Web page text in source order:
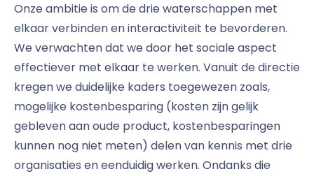
Onze ambitie is om de drie waterschappen met
elkaar verbinden en interactiviteit te bevorderen.
We verwachten dat we door het sociale aspect
effectiever met elkaar te werken. Vanuit de directie
kregen we duidelijke kaders toegewezen zoals,
mogelijke kostenbesparing (kosten zijn gelijk
gebleven aan oude product, kostenbesparingen
kunnen nog niet meten) delen van kennis met drie
organisaties en eenduidig werken. Ondanks die